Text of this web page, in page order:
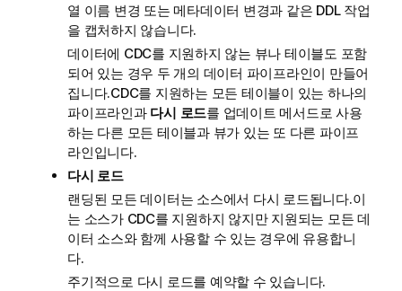
열 이름 변경 또는 메타데이터 변경과 같은 DDL 작업
을 캡처하지 않습니다.
데이터에 CDC를 지원하지 않는 뷰나 테이블도 포함
되어 있는 경우 두 개의 데이터 파이프라인이 만들어
집니다.CDC를 지원하는 모든 테이블이 있는 하나의
파이프라인과 다시 로드를 업데이트 메서드로 사용
하는 다른 모든 테이블과 뷰가 있는 또 다른 파이프
라인입니다.
다시 로드
랜딩된 모든 데이터는 소스에서 다시 로드됩니다.이
는 소스가 CDC를 지원하지 않지만 지원되는 모든 데
이터 소스와 함께 사용할 수 있는 경우에 유용합니
다.
주기적으로 다시 로드를 예약할 수 있습니다.